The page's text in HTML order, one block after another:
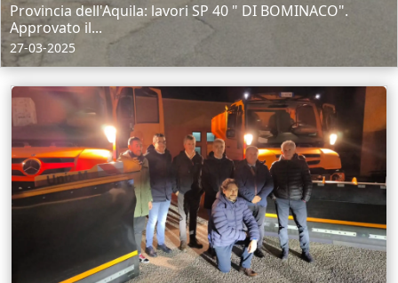
Provincia dell'Aquila: lavori SP 40 " DI BOMINACO".
Approvato il...
27-03-2025